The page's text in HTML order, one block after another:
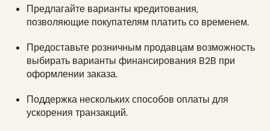
Предлагайте варианты кредитования,
позволяющие покупателям платить со временем.
Предоставьте розничным продавцам возможность
выбирать варианты финансирования B2B при
оформлении заказа.
Поддержка нескольких способов оплаты для
ускорения транзакций.